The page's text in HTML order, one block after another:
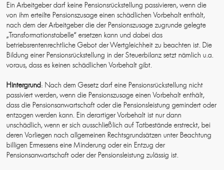
Ein Arbeitgeber darf keine Pensionsrückstellung passivieren, wenn die
von ihm erteilte Pensionszusage einen schädlichen Vorbehalt enthält,
nach dem der Arbeitgeber die der Pensionszusage zugrunde gelegte
„Transformationstabelle“ ersetzen kann und dabei das
betriebsrentenrechtliche Gebot der Wertgleichheit zu beachten ist. Die
Bildung einer Pensionsrückstellung in der Steuerbilanz setzt nämlich u.a.
voraus, dass es keinen schädlichen Vorbehalt gibt.
Hintergrund: Nach dem Gesetz darf eine Pensionsrückstellung nicht
passiviert werden, wenn die Pensionszusage einen Vorbehalt enthält,
dass die Pensionsanwartschaft oder die Pensionsleistung gemindert oder
entzogen werden kann. Ein derartiger Vorbehalt ist nur dann
unschädlich, wenn er sich ausschließlich auf Tatbestände erstreckt, bei
deren Vorliegen nach allgemeinen Rechtsgrundsätzen unter Beachtung
billigen Ermessens eine Minderung oder ein Entzug der
Pensionsanwartschaft oder der Pensionsleistung zulässig ist.